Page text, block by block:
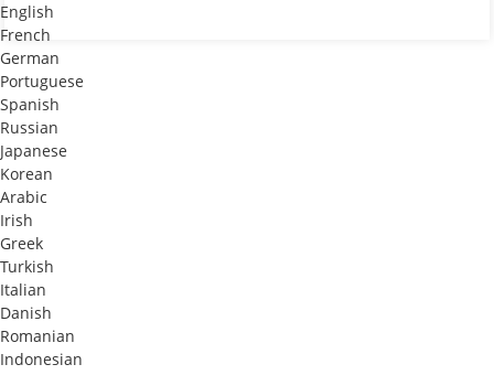
English
French
German
Portuguese
Spanish
Russian
Japanese
Korean
Arabic
Irish
Greek
Turkish
Italian
Danish
Romanian
Indonesian